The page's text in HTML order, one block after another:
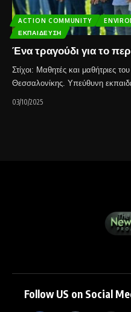
ACTION COMMUNITY
ΕΚΠΑΊΔΕΥΣΗ
Ένα τραγούδι για το
Στίχοι: Μαθητές και μαθήτριες
Θεσσαλονίκης. Υπεύθυνη
03/10/2025
Follow US on Social